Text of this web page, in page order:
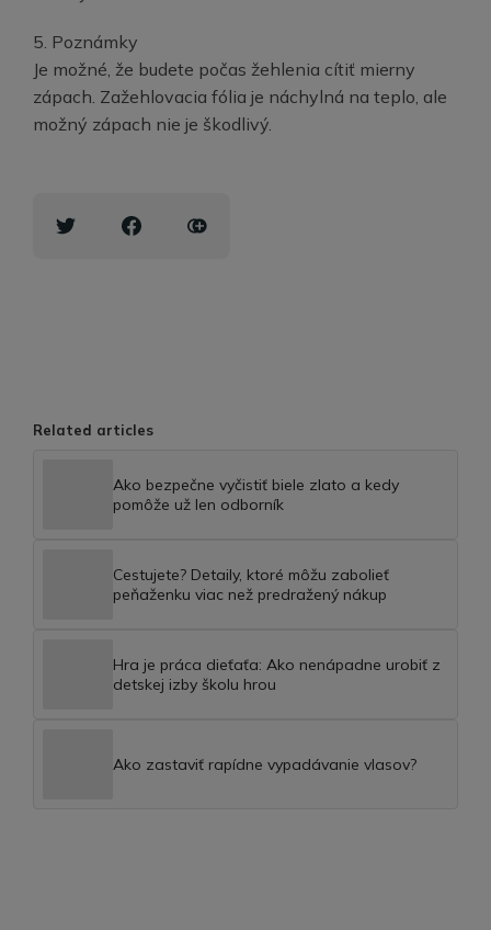
5. Poznámky
Je možné, že budete počas žehlenia cítiť mierny
zápach. Zažehlovacia fólia je náchylná na teplo, ale
možný zápach nie je škodlivý.
Related articles
Ako bezpečne vyčistiť biele zlato a kedy
pomôže už len odborník
Cestujete? Detaily, ktoré môžu zabolieť
peňaženku viac než predražený nákup
Hra je práca dieťaťa: Ako nenápadne urobiť z
detskej izby školu hrou
Ako zastaviť rapídne vypadávanie vlasov?